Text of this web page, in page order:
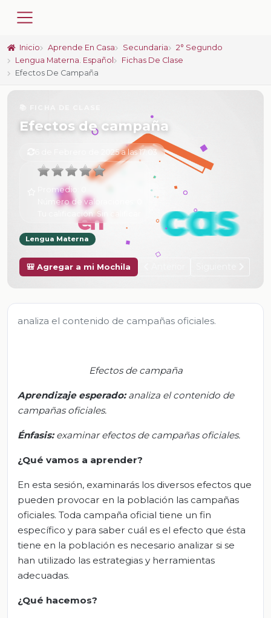
Inicio Aprende En Casa Secundaria
2° Segundo
Lengua Materna. Español
Fichas De Clase
Efectos De Campaña
Efectos de campaña
6 de Febrero de 2025 a las 17:03
Promedio:
Número de valoraciones:
Tu calificación:Sin calificar
Lengua Materna
🎒 Agregar a mi Mochila
analiza el contenido de campañas oficiales.
Efectos de campaña
Aprendizaje esperado:analiza el contenido de
campañas oficiales.
Énfasis: examinar efectos de campañas oficiales.
¿Qué vamos a aprender?
En esta sesión, examinarás los diversos efectos que
pueden provocar en la población las campañas
oficiales. Toda campaña oficial tiene un fin
específico y para saber cuál es el efecto que ésta
tiene en la población es necesario analizar si se
han utilizado las estrategias y herramientas
adecuadas.
¿Qué hacemos?